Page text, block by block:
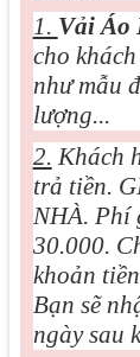
1. Vải Áo
cho
như mẫu
lượng...
2. Khách
trả tiền.
NHÀ. Phí
30.000.
khoản
Bạn sẽ
ngày sau